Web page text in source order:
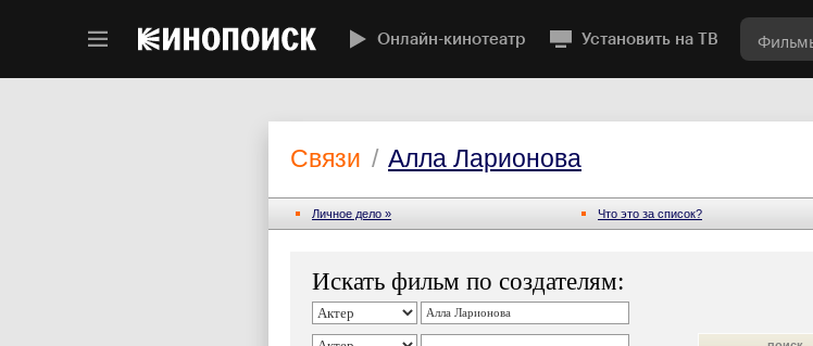
Онлайн-кинотеатр Установить на ТВ
Связи / Алла Ларионова
Личное дело » Что это за список?
Искать фильм по создателям: